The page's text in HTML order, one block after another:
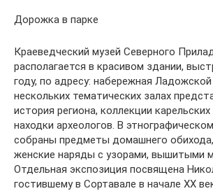
Дорожка в парке
Краеведческий музей Северного
располагается в красивом здании,
году, по адресу: набережная
нескольких тематических залах
история региона, коллекции
находки археологов. В
собраны предметы домашнего
женские наряды с узорами, вышитыми
Отдельная экспозиция посвящена
гостившему в Сортавале в начале XX